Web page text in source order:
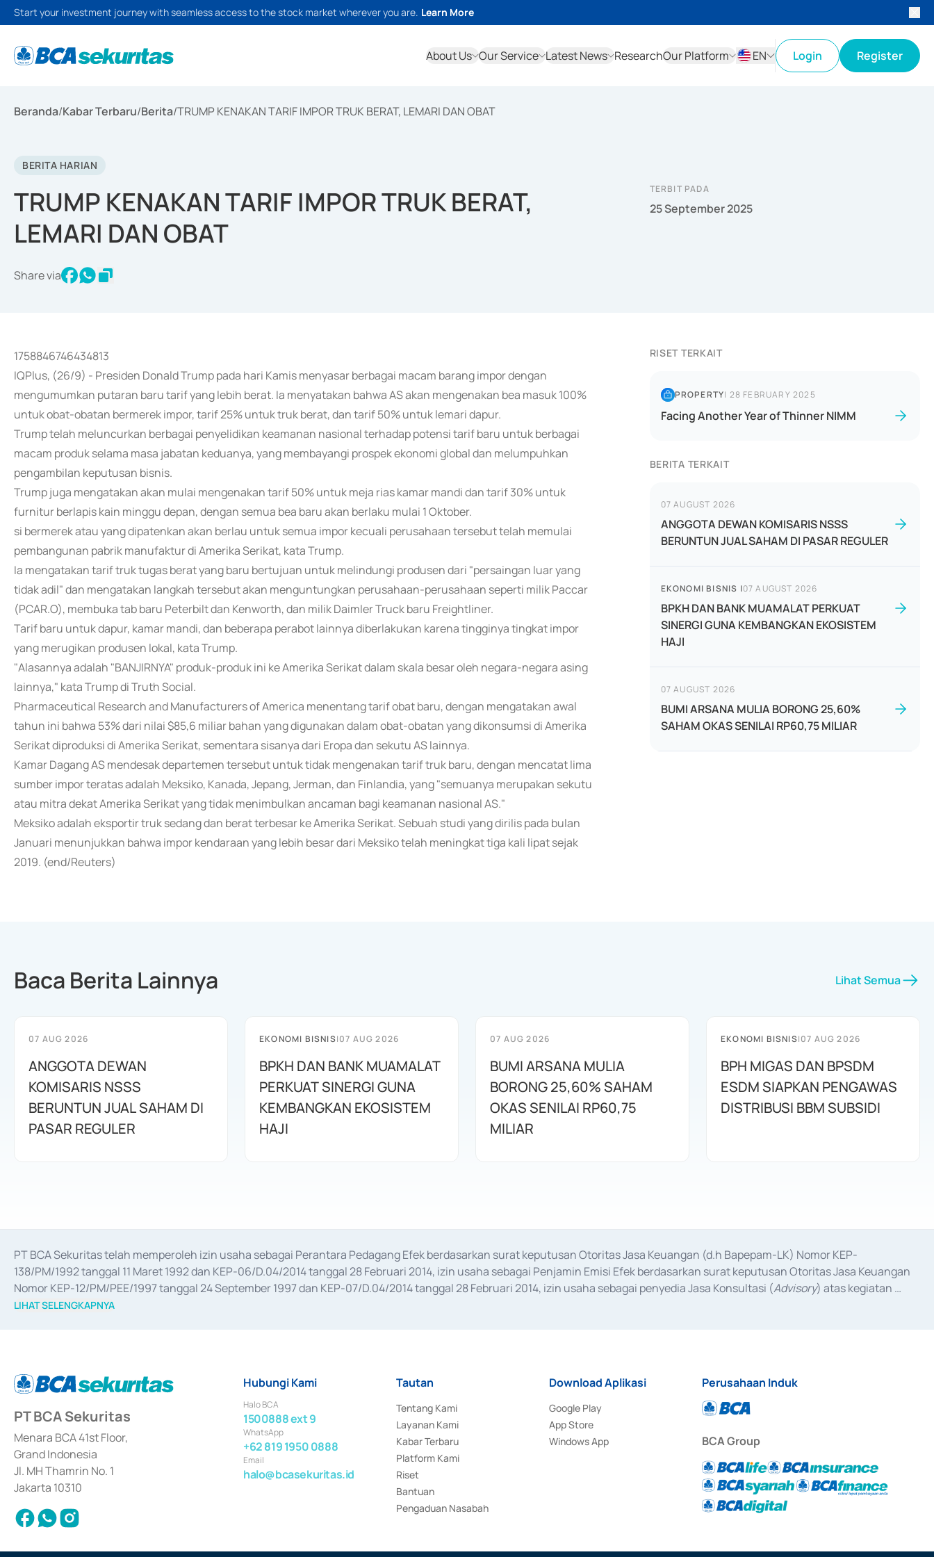
Start your investment journey with seamless access to the stock market wherever you are. Learn More
About Us Our Service Latest News ResearchOur Platform
EN
Login Register
Beranda/Kabar Terbaru/Berita/TRUMP KENAKAN TARIF IMPOR TRUK BERAT, LEMARI DAN OBAT
BERITA HARIAN
TRUMP KENAKAN TARIF IMPOR TRUK BERAT,
LEMARI DAN OBAT
Share via
TERBIT PADA
25 September 2025
1758846746434813
IQPlus, (26/9) - Presiden Donald Trump pada hari Kamis menyasar berbagai macam barang impor dengan
mengumumkan putaran baru tarif yang lebih berat. Ia menyatakan bahwa AS akan mengenakan bea masuk 100%
untuk obat-obatan bermerek impor, tarif 25% untuk truk berat, dan tarif 50% untuk lemari dapur.
Trump telah meluncurkan berbagai penyelidikan keamanan nasional terhadap potensi tarif baru untuk berbagai
macam produk selama masa jabatan keduanya, yang membayangi prospek ekonomi global dan melumpuhkan
pengambilan keputusan bisnis.
Trump juga mengatakan akan mulai mengenakan tarif 50% untuk meja rias kamar mandi dan tarif 30% untuk
furnitur berlapis kain minggu depan, dengan semua bea baru akan berlaku mulai 1 Oktober.
si bermerek atau yang dipatenkan akan berlau untuk semua impor kecuali perusahaan tersebut telah memulai
pembangunan pabrik manufaktur di Amerika Serikat, kata Trump.
Ia mengatakan tarif truk tugas berat yang baru bertujuan untuk melindungi produsen dari "persaingan luar yang
tidak adil" dan mengatakan langkah tersebut akan menguntungkan perusahaan-perusahaan seperti milik Paccar
(PCAR.O), membuka tab baru Peterbilt dan Kenworth, dan milik Daimler Truck baru Freightliner.
Tarif baru untuk dapur, kamar mandi, dan beberapa perabot lainnya diberlakukan karena tingginya tingkat impor
yang merugikan produsen lokal, kata Trump.
"Alasannya adalah "BANJIRNYA" produk-produk ini ke Amerika Serikat dalam skala besar oleh negara-negara asing
lainnya," kata Trump di Truth Social.
Pharmaceutical Research and Manufacturers of America menentang tarif obat baru, dengan mengatakan awal
tahun ini bahwa 53% dari nilai $85,6 miliar bahan yang digunakan dalam obat-obatan yang dikonsumsi di Amerika
Serikat diproduksi di Amerika Serikat, sementara sisanya dari Eropa dan sekutu AS lainnya.
Kamar Dagang AS mendesak departemen tersebut untuk tidak mengenakan tarif truk baru, dengan mencatat lima
sumber impor teratas adalah Meksiko, Kanada, Jepang, Jerman, dan Finlandia, yang "semuanya merupakan sekutu
atau mitra dekat Amerika Serikat yang tidak menimbulkan ancaman bagi keamanan nasional AS."
Meksiko adalah eksportir truk sedang dan berat terbesar ke Amerika Serikat. Sebuah studi yang dirilis pada bulan
Januari menunjukkan bahwa impor kendaraan yang lebih besar dari Meksiko telah meningkat tiga kali lipat sejak
2019. (end/Reuters)
RISET TERKAIT
PROPERTY| 28 FEBRUARY 2025
Facing Another Year of Thinner NIMM
BERITA TERKAIT
07 AUGUST 2026
ANGGOTA DEWAN KOMISARIS NSSS
BERUNTUN JUAL SAHAM DI PASAR REGULER
EKONOMI BISNIS |07 AUGUST 2026
BPKH DAN BANK MUAMALAT PERKUAT
SINERGI GUNA KEMBANGKAN EKOSISTEM
HAJI
07 AUGUST 2026
BUMI ARSANA MULIA BORONG 25,60%
SAHAM OKAS SENILAI RP60,75 MILIAR
Baca Berita Lainnya Lihat Semua
07 AUG 2026
ANGGOTA DEWAN
KOMISARIS NSSS
BERUNTUN JUAL SAHAM DI
PASAR REGULER
EKONOMI BISNIS|07 AUG 2026
BPKH DAN BANK MUAMALAT
PERKUAT SINERGI GUNA
KEMBANGKAN EKOSISTEM
HAJI
07 AUG 2026
BUMI ARSANA MULIA
BORONG 25,60% SAHAM
OKAS SENILAI RP60,75
MILIAR
EKONOMI BISNIS|07 AUG 2026
BPH MIGAS DAN BPSDM
ESDM SIAPKAN PENGAWAS
DISTRIBUSI BBM SUBSIDI
PT BCA Sekuritas telah memperoleh izin usaha sebagai Perantara Pedagang Efek berdasarkan surat keputusan Otoritas Jasa Keuangan (d.h Bapepam-LK) Nomor KEP-
138/PM/1992 tanggal 11 Maret 1992 dan KEP-06/D.04/2014 tanggal 28 Februari 2014, izin usaha sebagai Penjamin Emisi Efek berdasarkan surat keputusan Otoritas Jasa Keuangan
Nomor KEP-12/PM/PEE/1997 tanggal 24 September 1997 dan KEP-07/D.04/2014 tanggal 28 Februari 2014, izin usaha sebagai penyedia Jasa Konsultasi (Advisory) atas kegiatan
merger, akuisisi, divestasi, dan
LIHAT SELENGKAPNYA
PT BCA Sekuritas
Menara BCA 41st Floor,
Grand Indonesia
Jl. MH Thamrin No. 1
Jakarta 10310
Hubungi Kami
Halo BCA
1500888 ext 9
WhatsApp
+62 819 1950 0888
Email
halo@bcasekuritas.id
Tautan
Tentang Kami
Layanan Kami
Kabar Terbaru
Platform Kami
Riset
Bantuan
Pengaduan Nasabah
Download Aplikasi
Google Play
App Store
Windows App
Perusahaan Induk
BCA Group